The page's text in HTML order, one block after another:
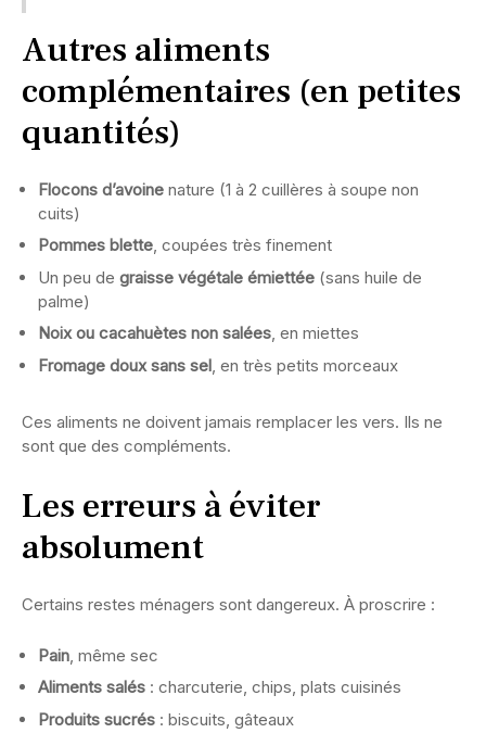
Autres aliments
complémentaires (en petites
quantités)
Flocons d’avoine nature (1 à 2 cuillères à soupe non
cuits)
Pommes blette, coupées très finement
Un peu de graisse végétale émiettée (sans huile de
palme)
Noix ou cacahuètes non salées, en miettes
Fromage doux sans sel , en très petits morceaux
Ces aliments ne doivent jamais remplacer les vers. Ils ne
sont que des compléments.
Les erreurs à éviter
absolument
Certains restes ménagers sont dangereux. À proscrire :
Pain , même sec
Aliments salés : charcuterie, chips, plats cuisinés
Produits sucrés : biscuits, gâteaux